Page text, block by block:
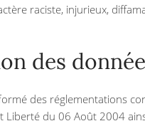
raciste, injurieux,
des
des réglementations
Liberté du 06 Août 2004